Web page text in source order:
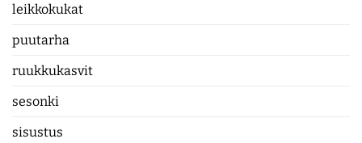
leikkokukat
puutarha
ruukkukasvit
sesonki
sisustus